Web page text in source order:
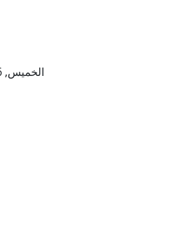
الخميس, 06 أغسطس 2026 – 23 صفر 1448 هـ